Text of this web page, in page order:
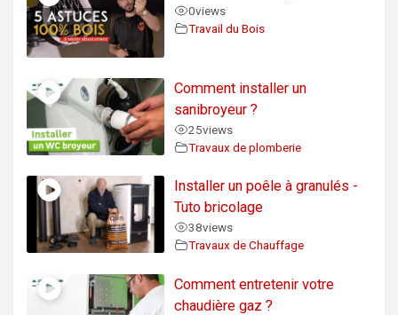
0views
Travail du Bois
Comment installer un
sanibroyeur ?
25views
Travaux de plomberie
Installer un poêle à granulés -
Tuto bricolage
38views
Travaux de Chauffage
Comment entretenir votre
chaudière gaz ?